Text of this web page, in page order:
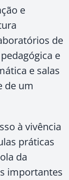
e
de
e
e salas
de um
à vivência
práticas
da
importantes